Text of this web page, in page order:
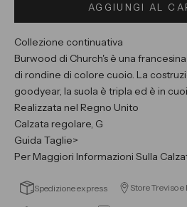
AGGIUNGI AL
Collezione continuativa
Burwood di Church's è una
di rondine di colore cuoio. La
goodyear, la suola è tripla ed è in
Realizzata nel Regno Unito
Calzata regolare, G
Guida Taglie>
Per Maggiori Informazioni Sulla
Spedizione express Store Treviso